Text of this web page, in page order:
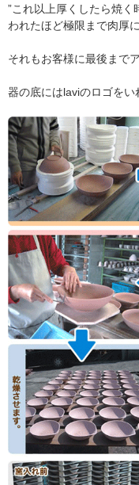
”これ以上厚くしたら焼く
われたほど極限まで肉厚
それもお客様に最後まで
器の底にはlaviのロゴをい